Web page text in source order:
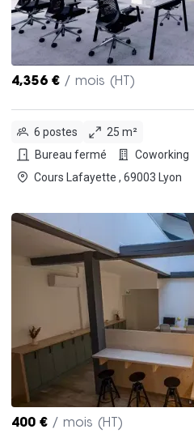
4,356 € / mois (HT)
6 postes
25 m²
Bureau fermé
Coworking
Cours Lafayette , 69003 Lyon
400 € / mois (HT)